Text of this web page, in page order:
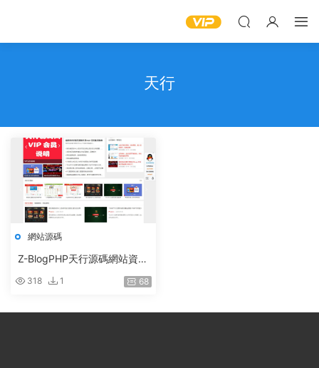
天行
網站源碼
Z-BlogPHP天行源碼網站資源
積分簽到等
318 1 68